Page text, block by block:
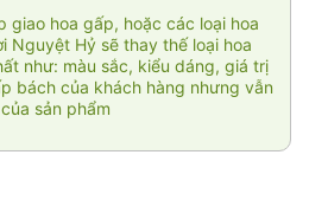
giao hoa gấp, hoặc các loại hoa
Nguyệt Hỷ sẽ thay thế loại hoa
như: màu sắc, kiểu dáng, giá trị
bách của khách hàng nhưng vẫn
sản phẩm